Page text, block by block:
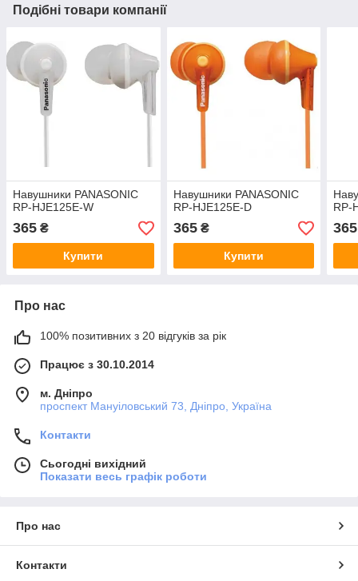
Подібні товари компанії
Навушники PANASONIC
RP-HJE125E-W
365 ₴
Купити
Навушники PANASONIC
RP-HJE125E-D
365₴
Купити
RP-
365
Про нас
100% позитивних з 20 відгуків за рік
Працює з 30.10.2014
м. Дніпро
проспект Мануіловський 73, Дніпро, Україна
Контакти
Сьогодні вихідний
Показати весь графік роботи
Про нас
Контакти